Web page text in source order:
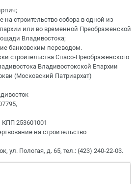
строительство собора в одной из
или во временной Преображенской
Владивостока;
банковским переводом.
строительства Спасо-Преображенского
Владивостокской Епархии
(Московский Патриархат)
КПП 253601001
на строительство
ул. Пологая, д. 65, тел.: (423) 240-22-03.